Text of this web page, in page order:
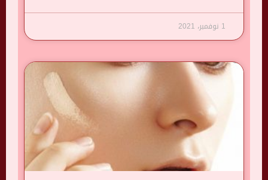
1 نوفمبر، 2021